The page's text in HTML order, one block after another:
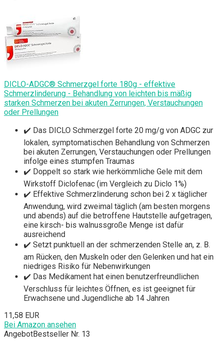
DICLO-ADGC® Schmerzgel forte 180g - effektive
Schmerzlinderung - Behandlung von leichten bis mäßig
starken Schmerzen bei akuten Zerrungen, Verstauchungen
oder Prellungen
✔️ Das DICLO Schmerzgel forte 20 mg/g von ADGC zur
lokalen, symptomatischen Behandlung von Schmerzen
bei akuten Zerrungen, Verstauchungen oder Prellungen
infolge eines stumpfen Traumas
✔️ Doppelt so stark wie herkömmliche Gele mit dem
Wirkstoff Diclofenac (im Vergleich zu Diclo 1%)
✔️ Effektive Schmerzlinderung schon bei 2 x täglicher
Anwendung, wird zweimal täglich (am besten morgens
und abends) auf die betroffene Hautstelle aufgetragen,
eine kirsch- bis walnussgroße Menge ist dafür
ausreichend
✔️ Setzt punktuell an der schmerzenden Stelle an, z. B.
am Rücken, den Muskeln oder den Gelenken und hat ein
niedriges Risiko für Nebenwirkungen
✔️ Das Medikament hat einen benutzerfreundlichen
Verschluss für leichtes Öffnen, es ist geeignet für
Erwachsene und Jugendliche ab 14 Jahren
11,58 EUR
Bei Amazon ansehen
AngebotBestseller Nr. 13